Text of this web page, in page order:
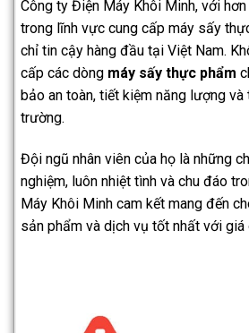
Công ty Điện Máy Khôi Minh, với
trong lĩnh vực cung cấp máy sấy
chỉ tin cậy hàng đầu tại Việt Nam.
cấp các dòng máy sấy thực phẩm
bảo an toàn, tiết kiệm năng lượng
trường.
Đội ngũ nhân viên của họ là những
nghiệm, luôn nhiệt tình và chu đáo
Máy Khôi Minh cam kết mang đến
sản phẩm và dịch vụ tốt nhất với giá